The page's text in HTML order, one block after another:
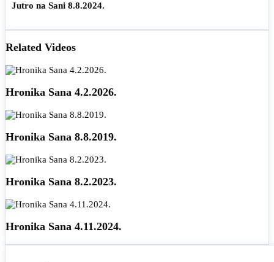
Jutro na Sani 8.8.2024.
Related Videos
Hronika Sana 4.2.2026.
Hronika Sana 8.8.2019.
Hronika Sana 8.2.2023.
Hronika Sana 4.11.2024.